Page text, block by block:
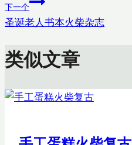
下一个
圣诞老人书本火柴杂志
类似文章